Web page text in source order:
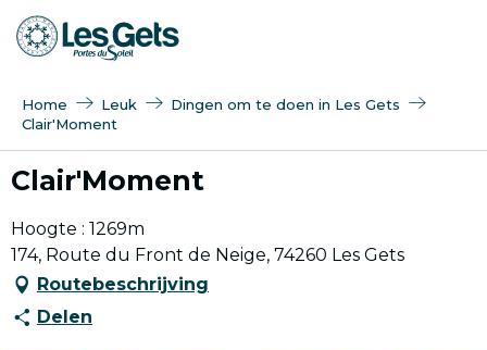
Aller
au
Home Leuk
Dingen om te doen in Les Gets
Clair'Moment
Clair'Moment
Hoogte : 1269m
174, Route du Front de Neige, 74260 Les Gets
Routebeschrijving
Delen